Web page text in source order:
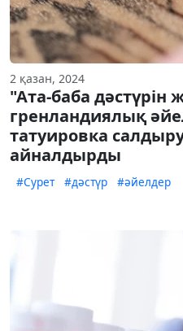
2 қазан, 2024
"Ата-баба дәстүрін
гренландиялық
татуировка
айналдырды
#Сурет #дәстүр #әйелдер